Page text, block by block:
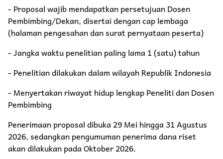
- Proposal wajib mendapatkan persetujuan Dosen
Pembimbing/Dekan, disertai dengan cap lembaga
(halaman pengesahan dan surat pernyataan peserta)
- Jangka waktu penelitian paling lama 1 (satu) tahun
- Penelitian dilakukan dalam wilayah Republik Indonesia
- Menyertakan riwayat hidup lengkap Peneliti dan Dosen
Pembimbing
Penerimaan proposal dibuka 29 Mei hingga 31 Agustus
2026, sedangkan pengumuman penerima dana riset
akan dilakukan pada Oktober 2026.